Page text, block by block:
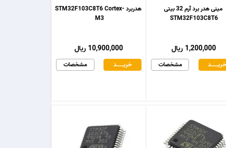
هدربرد STM32F103C8T6 Cortex-
M3
10,900,000 ریال
مشخصات خریـــــــد
مینی هدر برد آرم 32 بیتی
STM32F103C8T6
1,200,000 ریال
مشخصات خریـــــــد